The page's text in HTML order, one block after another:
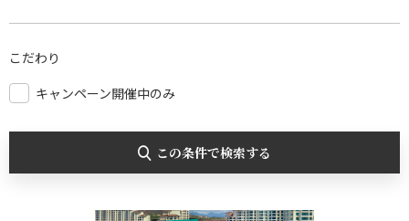
こだわり
キャンペーン開催中のみ
この条件で検索する